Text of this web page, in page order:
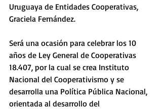
Uruguaya de Entidades Cooperativas,
Graciela Fernández.
Será una ocasión para celebrar los 10
años de Ley General de Cooperativas
18.407, por la cual se crea Instituto
Nacional del Cooperativismo y se
desarrolla una Política Pública Nacional,
orientada al desarrollo del